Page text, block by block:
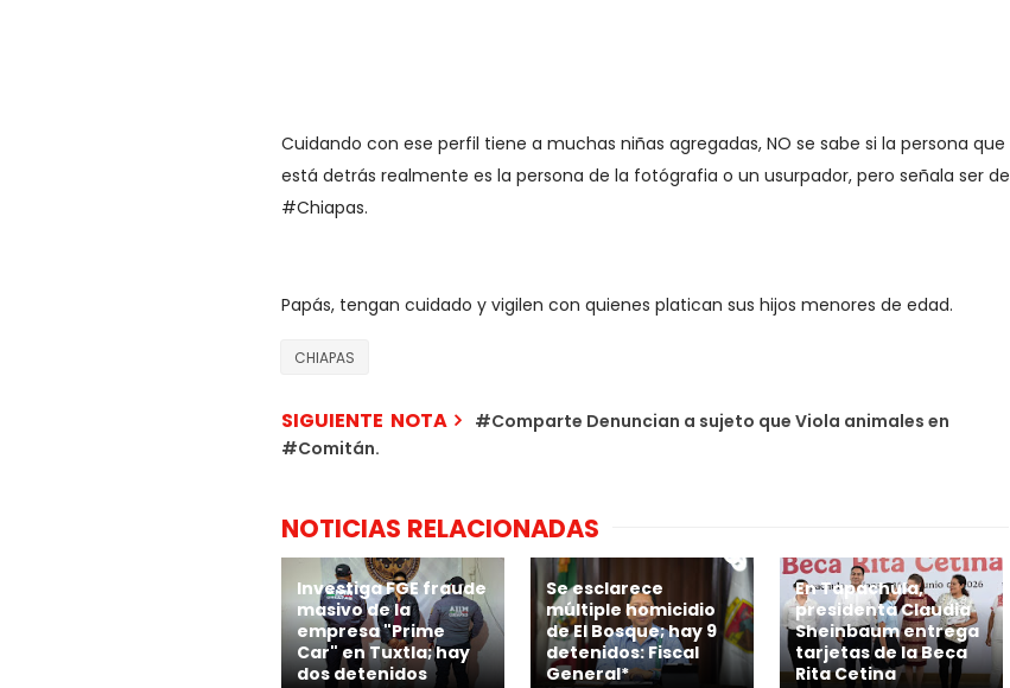
Cuidando con ese perfil tiene a muchas niñas agregadas, NO se sabe si la persona que
está detrás realmente es la persona de la fotógrafia o un usurpador, pero señala ser de
#Chiapas.
Papás, tengan cuidado y vigilen con quienes platican sus hijos menores de edad.
CHIAPAS
SIGUIENTE NOTA
#Comparte Denuncian a sujeto que Viola animales en
#Comitán.
NOTICIAS RELACIONADAS
Investiga FGE fraude
masivo de la
empresa "Prime
Car" en Tuxtla; hay
dos detenidos
Se esclarece
múltiple homicidio
de El Bosque; hay 9
detenidos: Fiscal
General*
En Tapachula,
presidenta Claudia
Sheinbaum entrega
tarjetas de la Beca
Rita Cetina